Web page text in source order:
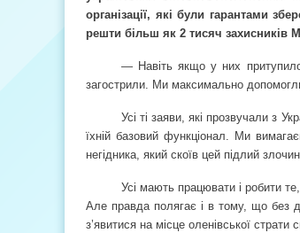
організації, які були гарантами
решти більш як 2 тисяч захисників
— Навіть якщо у них
загострили. Ми максимально
Усі ті заяви, які прозвучали з
їхній базовий функціонал. Ми
негідника, який скоїв цей підлий
Усі мають працювати і робити
Але правда полягає і в тому, що без
з’явитися на місце оленівської страти